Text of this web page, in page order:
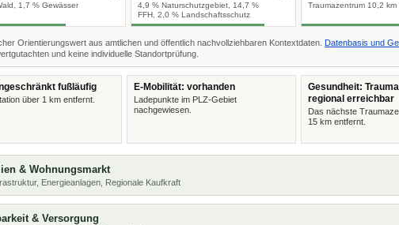
1,7 % Gewässer
4,9 % Naturschutzgebiet, 14,7 %
FFH, 2,0 % Landschaftsschutz
Traumazentrum 10,2 km
Orientierungswert aus amtlichen und öffentlich nachvollziehbaren Kontextdaten. Datenbasis und
und keine individuelle Standortprüfung.
fußläufig
über 1 km entfernt.
E-Mobilität: vorhanden
Ladepunkte im PLZ-Gebiet
nachgewiesen.
Gesundheit:
regional erreichbar
Das nächste
15 km entfernt.
& Wohnungsmarkt
Energieanlagen, Regionale Kaufkraft
& Versorgung